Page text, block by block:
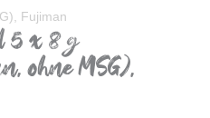
Fujiman
5 x 8 g
ohne MSG),